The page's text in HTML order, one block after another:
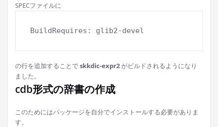
SPECファイルに
の行を追加することでskkdic-expr2 がビルドされるようになり
ました。
cdb形式の辞書の作成
このためにはパッケージを自分でインストールする必要がありま
す。